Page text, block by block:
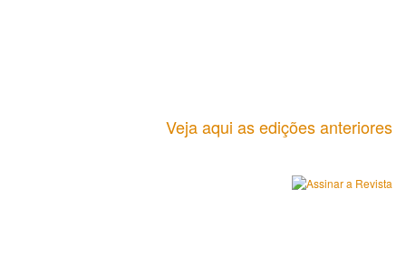
Veja aqui as edições anteriores